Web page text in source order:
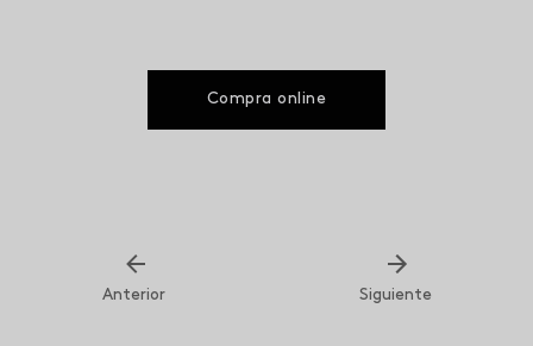
Compra online
Anterior Siguiente